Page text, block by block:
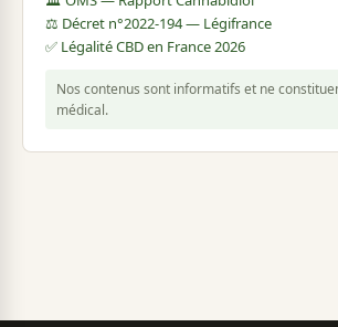
⚖️ Décret n°2022-194 — Légifrance
✅ Légalité CBD en France 2026
Nos contenus sont informatifs et ne
médical.